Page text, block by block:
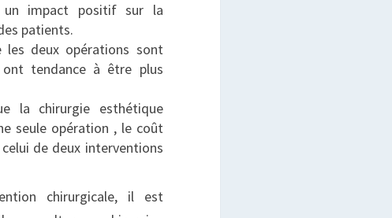
un impact positif sur la
patients.
les deux opérations sont
ont tendance à être plus
la chirurgie esthétique
seule opération , le coût
de deux interventions
chirurgicale, il est